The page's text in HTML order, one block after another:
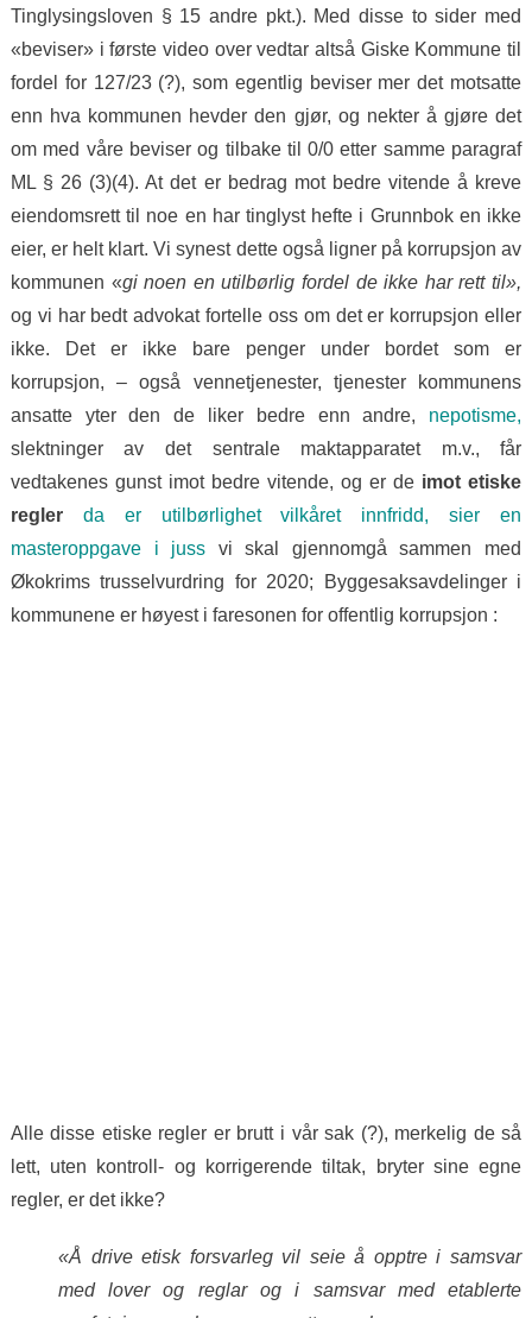
Tinglysingsloven § 15 andre pkt.). Med disse to sider med
«beviser» i første video over vedtar altså Giske Kommune til
fordel for 127/23 (?), som egentlig beviser mer det motsatte
enn hva kommunen hevder den gjør, og nekter å gjøre det
om med våre beviser og tilbake til 0/0 etter samme paragraf
ML § 26 (3)(4). At det er bedrag mot bedre vitende å kreve
eiendomsrett til noe en har tinglyst hefte i Grunnbok en ikke
eier, er helt klart. Vi synest dette også ligner på korrupsjon av
kommunen «gi noen en utilbørlig fordel de ikke har rett til»,
og vi har bedt advokat fortelle oss om det er korrupsjon eller
ikke. Det er ikke bare penger under bordet som er
korrupsjon, – også vennetjenester, tjenester kommunens
ansatte yter den de liker bedre enn andre, nepotisme,
slektninger av det sentrale maktapparatet m.v., får
vedtakenes gunst imot bedre vitende, og er de imot etiske
regler da er utilbørlighet vilkåret innfridd, sier en
masteroppgave i juss vi skal gjennomgå sammen med
Økokrims trusselvurdring for 2020; Byggesaksavdelinger i
kommunene er høyest i faresonen for offentlig korrupsjon :
Alle disse etiske regler er brutt i vår sak (?), merkelig de så
lett, uten kontroll- og korrigerende tiltak, bryter sine egne
regler, er det ikke?
«Å drive etisk forsvarleg vil seie å opptre i samsvar
med lover og reglar og i samsvar med etablerte